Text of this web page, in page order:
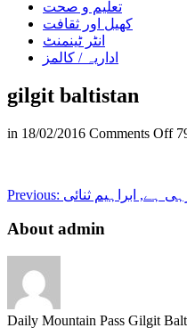
تعلیم و صحت
کھیل اور ثقافت
انٹر ٹینمنٹ
اداریہ / کالمز
gilgit baltistan
in 18/02/2016 Comments Offon
Previous: ہے, ابراہیم ثنائی
About admin
Daily Mountain Pass Gilgit